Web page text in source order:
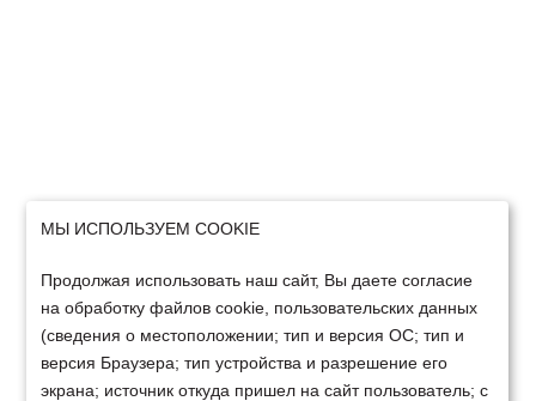
МЫ ИСПОЛЬЗУЕМ COOKIE
Продолжая использовать наш сайт, Вы даете согласие
на обработку файлов cookie, пользовательских данных
(сведения о местоположении; тип и версия ОС; тип и
версия Браузера; тип устройства и разрешение его
экрана; источник откуда пришел на сайт пользователь; с